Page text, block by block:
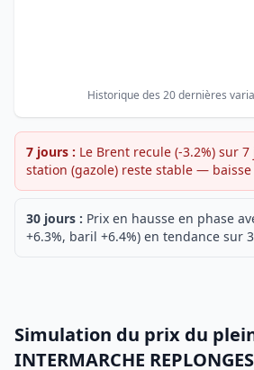
Historique des 20 dernières
7 jours : Le Brent recule (-3.2%) sur
station (gazole) reste stable —
30 jours : Prix en hausse en phase
+6.3%, baril +6.4%) en tendance sur
Simulation du prix du
INTERMARCHE REPLONGES